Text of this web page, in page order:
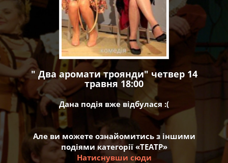
" Два аромати троянди" четвер 14
травня 18:00
Дана подія вже відбулася :(
Але ви можете ознайомитись з іншими
подіями категорії «ТЕАТР»
Натиснувши сюди